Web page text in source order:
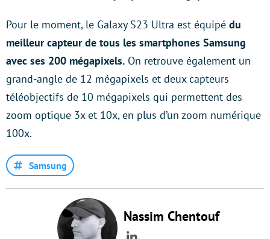
Pour le moment, le Galaxy S23 Ultra est équipé du
meilleur capteur de tous les smartphones Samsung
avec ses 200 mégapixels. On retrouve également un
grand-angle de 12 mégapixels et deux capteurs
téléobjectifs de 10 mégapixels qui permettent des
zoom optique 3x et 10x, en plus d’un zoom numérique
100x.
Samsung
Nassim Chentouf